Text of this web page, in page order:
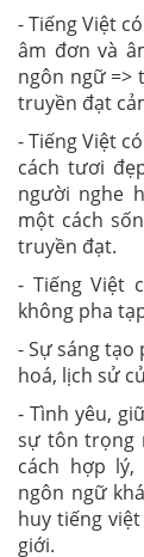
- Tiếng Việt
âm đơn và
ngôn ngữ =>
truyền đạt
- Tiếng Việt
cách tươi
người nghe
một cách
truyền đạt.
- Tiếng Việt
không pha
- Sự sáng
hoá, lịch sử
- Tình yêu,
sự tôn trọng
cách hợp
ngôn ngữ
huy tiếng
giới.